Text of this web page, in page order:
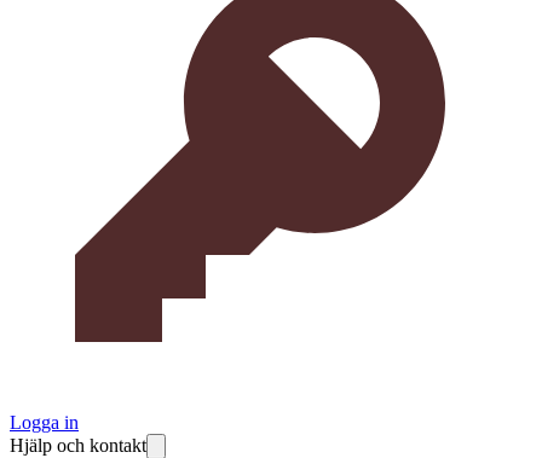
Logga in
Hjälp och kontakt